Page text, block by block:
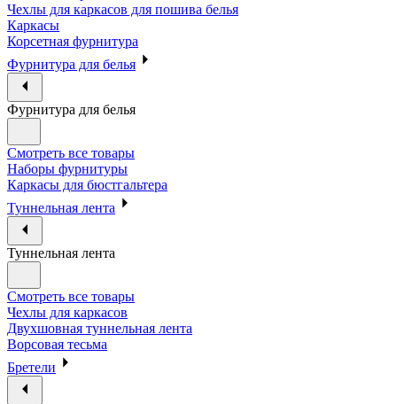
Чехлы для каркасов для пошива белья
Каркасы
Корсетная фурнитура
Фурнитура для белья
Фурнитура для белья
Смотреть все товары
Наборы фурнитуры
Каркасы для бюстгальтера
Туннельная лента
Туннельная лента
Смотреть все товары
Чехлы для каркасов
Двухшовная туннельная лента
Ворсовая тесьма
Бретели